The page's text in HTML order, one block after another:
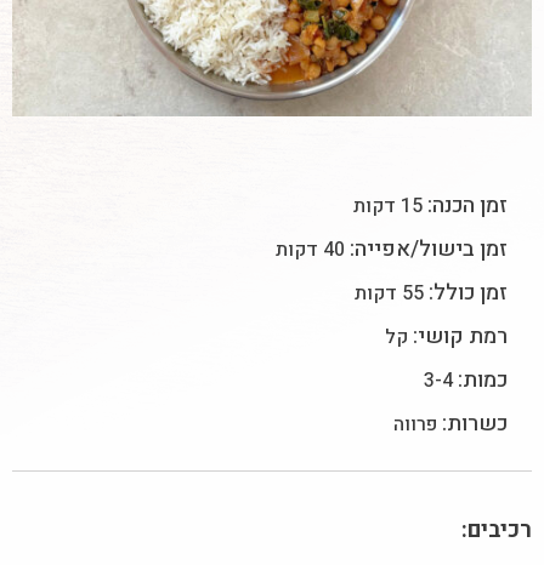
זמן הכנה: 15 דקות
זמן בישול/אפייה: 40 דקות
זמן כולל: 55 דקות
רמת קושי: קל
כמות:3-4
כשרות: פרווה
רכיבים: